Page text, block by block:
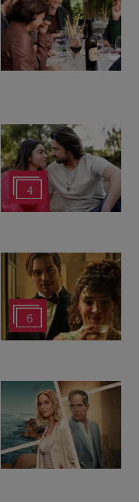
4
6